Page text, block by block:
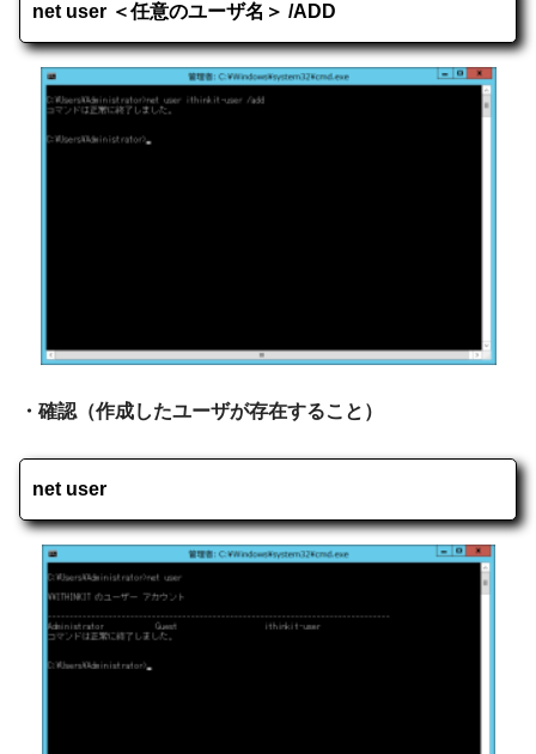
net user ＜任意のユーザ名＞ /ADD
・確認（作成したユーザが存在すること）
net user